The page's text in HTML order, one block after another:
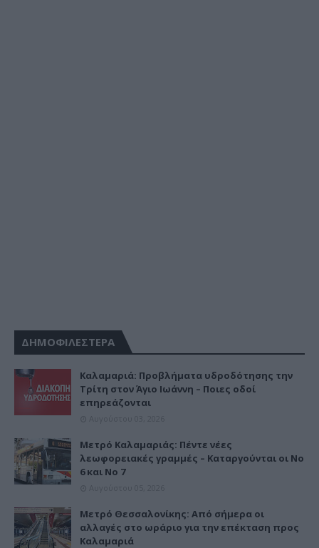
ΔΗΜΟΦΙΛΕΣΤΕΡΑ
Καλαμαριά: Προβλήματα υδροδότησης την
Τρίτη στον Άγιο Ιωάννη – Ποιες οδοί
επηρεάζονται
Μετρό Καλαμαριάς: Πέντε νέες
λεωφορειακές γραμμές – Καταργούνται οι Νο
6 και Νο 7
Μετρό Θεσσαλονίκης: Από σήμερα οι
αλλαγές στο ωράριο για την επέκταση προς
Καλαμαριά